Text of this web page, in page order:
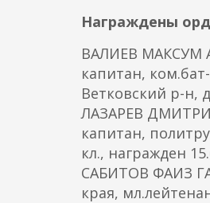
Награждены
ВАЛИЕВ МАКСУМ
капитан,
Ветковский р-н,
ЛАЗАРЕВ
капитан,
кл., награжден
САБИТОВ ФАИЗ
края,